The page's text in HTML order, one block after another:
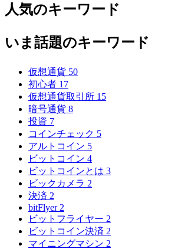
人気のキーワード
いま話題のキーワード
仮想通貨 50
初心者 17
仮想通貨取引所 15
暗号通貨 8
投資 7
コインチェック 5
アルトコイン 5
ビットコイン 4
ビットコインとは 3
ビックカメラ 2
決済 2
bitFlyer 2
ビットフライヤー 2
ビットコイン決済 2
マイニングマシン 2